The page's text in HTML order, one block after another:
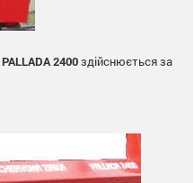
PALLADA 2400здійснюється за